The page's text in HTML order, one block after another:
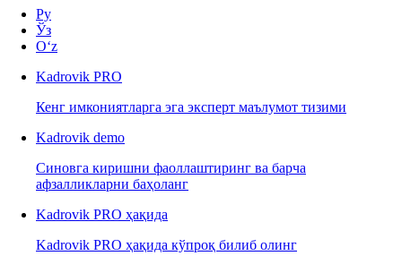
Ру
Ўз
Oʻz
Kadrovik PRO
Кенг имкониятларга эга эксперт маълумот тизими
Kadrovik demo
Синовга киришни фаоллаштиринг ва барча
афзалликларни баҳоланг
Kadrovik PRO ҳақида
Kadrovik PRO ҳақида кўпроқ билиб олинг